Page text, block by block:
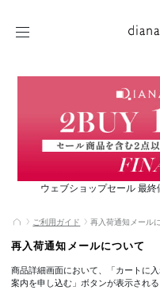
ウェブショップセール 最
ご利用ガイド 再入荷通知メール
再入荷通知メールについて
商品詳細画面において、「カートに
案内を申し込む」ボタンが表示される